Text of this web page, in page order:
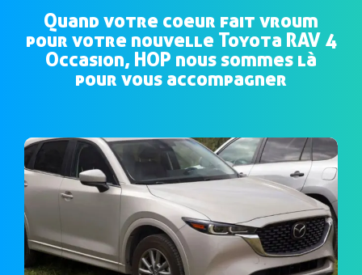
Quand votre coeur fait vroum
pour votre nouvelle Toyota RAV 4
Occasion, HOP nous sommes là
pour vous accompagner